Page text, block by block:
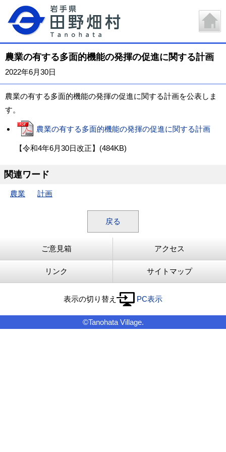
農業の有する多面的機能の発揮の促進に関する計画
2022年6月30日
農業の有する多面的機能の発揮の促進に関する計画を公表しま
す。
農業の有する多面的機能の発揮の促進に関する計画
【令和4年6月30日改正】(484KB)
関連ワード
農業 計画
戻る
ご意見箱 アクセス
リンク サイトマップ
表示の切り替え PC表示
©Tanohata Village.